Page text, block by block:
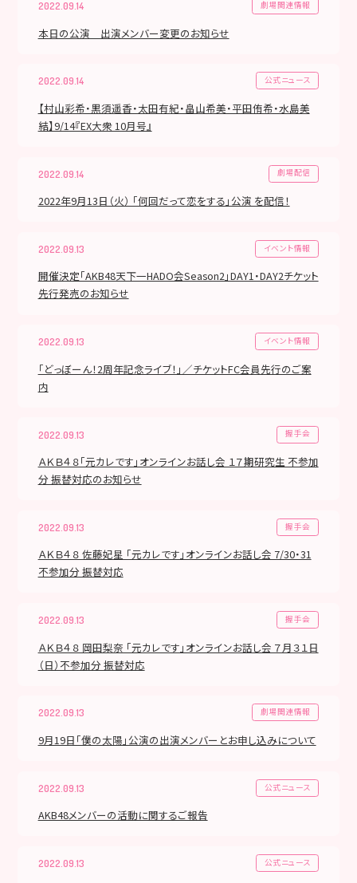
2022.09.14 劇場関連情報
本日の公演 出演メンバー変更のお知らせ
2022.09.14 公式ニュース
【村山彩希・黒須遥香・太田有紀・畠山希美・平田侑希・水島美
結】9/14『EX大衆 10月号』
2022.09.14 劇場配信
2022年9月13日（火） 「何回だって恋をする」公演 を配信！
2022.09.13 イベント情報
開催決定「AKB48天下一HADO会Season2」DAY1・DAY2チケット
先行発売のお知らせ
2022.09.13 イベント情報
「どっぼーん！2周年記念ライブ！」／チケットFC会員先行のご案
内
2022.09.13 握手会
ＡＫＢ４８「元カレです」オンラインお話し会 １７期研究生 不参加
分 振替対応のお知らせ
2022.09.13 握手会
ＡＫＢ４８ 佐藤妃星 「元カレです」オンラインお話し会 7/30・31
不参加分 振替対応
2022.09.13 握手会
ＡＫＢ４８ 岡田梨奈 「元カレです」オンラインお話し会 ７月３１日
（日）不参加分 振替対応
2022.09.13 劇場関連情報
9月19日「僕の太陽」公演の出演メンバーとお申し込みについて
2022.09.13 公式ニュース
AKB48メンバーの活動に関するご報告
2022.09.13 公式ニュース